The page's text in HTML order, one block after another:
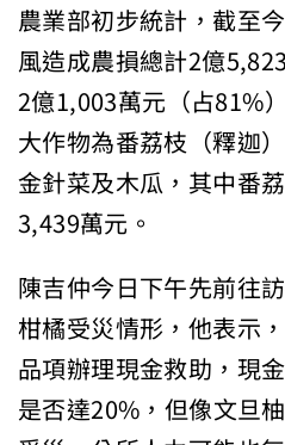
農業部初步統計，截至
風造成農損總計2億
2億1,003萬元（占81%
大作物為番荔枝（釋迦
金針菜及木瓜，其中番
3,439萬元。
陳吉仲今日下午先前往
柑橘受災情形，他表示
品項辦理現金救助，現
是否達20%，但像文旦